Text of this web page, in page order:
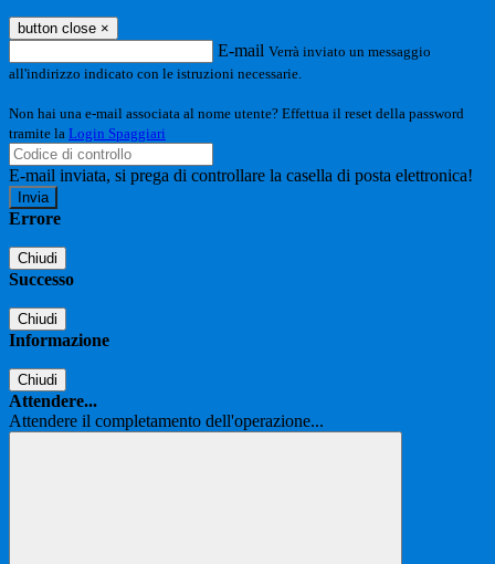
button close ×
E-mail Verrà inviato un messaggio
all'indirizzo indicato con le istruzioni necessarie.
Non hai una e-mail associata al nome utente? Effettua il reset della password
tramite la Login Spaggiari
E-mail inviata, si prega di controllare la casella di posta elettronica!
Errore
Chiudi
Successo
Chiudi
Informazione
Chiudi
Attendere...
Attendere il completamento dell'operazione...